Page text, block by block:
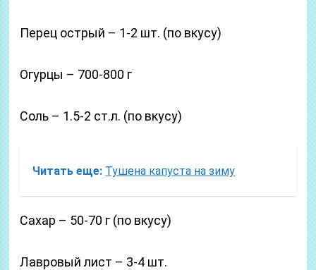
Перец острый – 1-2 шт. (по вкусу)
Огурцы – 700-800 г
Соль – 1.5-2 ст.л. (по вкусу)
Читать еще: Тушена капуста на зиму
Сахар – 50-70 г (по вкусу)
Лавровый лист – 3-4 шт.